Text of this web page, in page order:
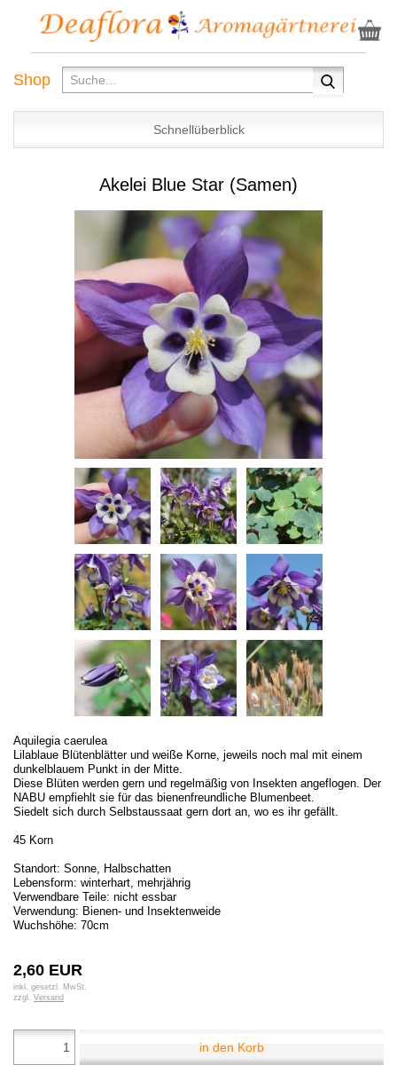
Shop
Schnellüberblick
Akelei Blue Star (Samen)
Aquilegia caerulea
Lilablaue Blütenblätter und weiße Korne, jeweils noch mal mit einem
dunkelblauem Punkt in der Mitte.
Diese Blüten werden gern und regelmäßig von Insekten angeflogen. Der
NABU empfiehlt sie für das bienenfreundliche Blumenbeet.
Siedelt sich durch Selbstaussaat gern dort an, wo es ihr gefällt.
45 Korn
Standort: Sonne, Halbschatten
Lebensform: winterhart, mehrjährig
Verwendbare Teile: nicht essbar
Verwendung: Bienen- und Insektenweide
Wuchshöhe: 70cm
2,60 EUR
inkl. gesetzl. MwSt.
zzgl. Versand
in den Korb